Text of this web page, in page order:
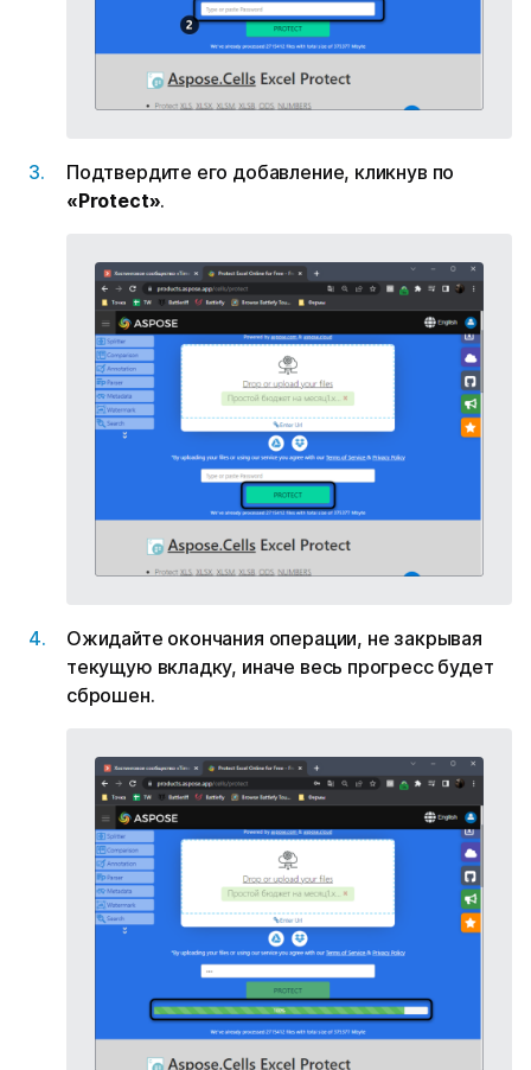
Подтвердите его добавление, кликнув по
«Protect».
Ожидайте окончания операции, не закрывая
текущую вкладку, иначе весь прогресс будет
сброшен.